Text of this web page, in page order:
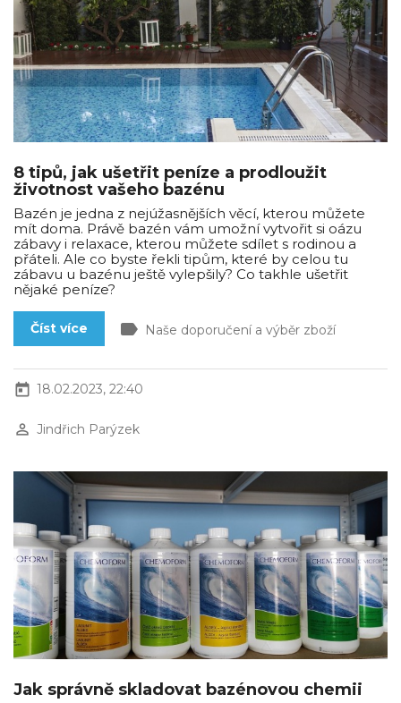
8 tipů, jak ušetřit peníze a prodloužit
životnost vašeho bazénu
Bazén je jedna z nejúžasnějších věcí, kterou můžete
mít doma. Právě bazén vám umožní vytvořit si oázu
zábavy i relaxace, kterou můžete sdílet s rodinou a
přáteli. Ale co byste řekli tipům, které by celou tu
zábavu u bazénu ještě vylepšily? Co takhle ušetřit
nějaké peníze?
Číst více label Naše doporučení a výběr zboží
today 18.02.2023, 22:40
perm_identity Jindřich Parýzek
Jak správně skladovat bazénovou chemii